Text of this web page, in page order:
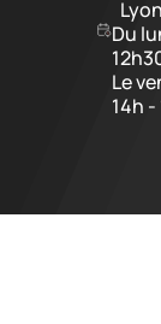
Lyon
Du
Le
14h -